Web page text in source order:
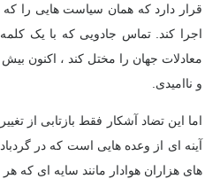
قرار دارد که همان سیاست هایی را که
اجرا کند. تماس جادویی که با یک
معادلات جهان را مختل کند ، اکنون
و ناامیدی.
اما این تضاد آشکار فقط بازتابی از
آینه ای از وعده هایی است که در
های هزاران هوادار مانند سایه ای که